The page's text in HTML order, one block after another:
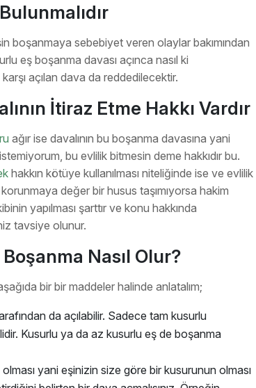
boşanmaya sebebiyet veren olaylar bakımından
eş boşanma davası açınca nasıl ki
açılan dava da reddedilecektir.
İtiraz Etme Hakkı Vardır
ağır ise davalının bu boşanma davasına yani
bu evlilik bitmesin deme hakkıdır bu.
hakkın kötüye kullanılması niteliğinde ise ve evlilik
değer bir husus taşımıyorsa hakim
yapılması şarttır ve konu hakkında
tavsiye olunur.
Nasıl Olur?
bir bir maddeler halinde anlatalım;
da açılabilir. Sadece tam kusurlu
Kusurlu ya da az kusurlu eş de boşanma
yani eşinizin size göre bir kusurunun olması